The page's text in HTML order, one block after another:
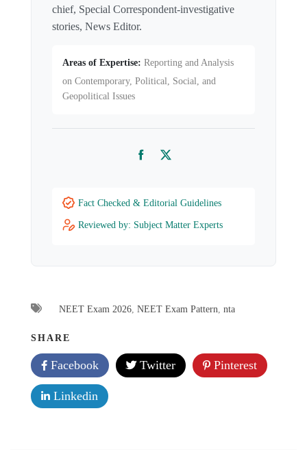
chief, Special Correspondent-investigative
stories, News Editor.
Areas of Expertise: Reporting and Analysis
on Contemporary, Political, Social, and
Geopolitical Issues
FacebookTwitter
Fact Checked & Editorial Guidelines
Reviewed by: Subject Matter Experts
NEET Exam 2026 NEET Exam Pattern nta
SHARE
Facebook Twitter Pinterest
Linkedin